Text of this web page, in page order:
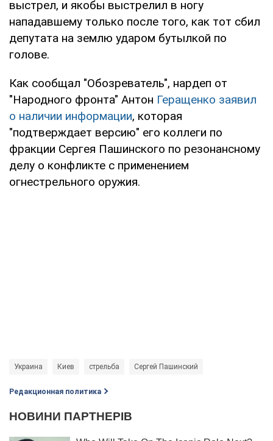
выстрел, и якобы выстрелил в ногу
нападавшему только после того, как тот сбил
депутата на землю ударом бутылкой по
голове.
Как сообщал "Обозреватель", нардеп от
"Народного фронта" Антон Геращенко заявил
о наличии информации, которая
"подтверждает версию" его коллеги по
фракции Сергея Пашинского по резонансному
делу о конфликте с применением
огнестрельного оружия.
Украина Киев стрельба Сергей Пашинский
Редакционная политика